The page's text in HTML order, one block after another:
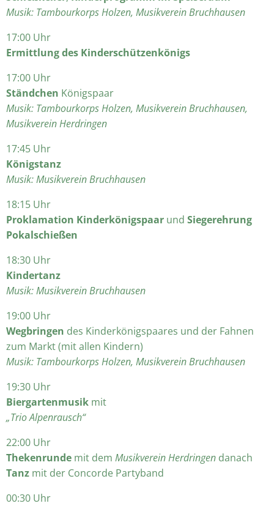
Musik: Tambourkorps Holzen, Musikverein Bruchhausen
17:00 Uhr
Ermittlung des Kinderschützenkönigs
17:00 Uhr
Ständchen Königspaar
Musik: Tambourkorps Holzen, Musikverein Bruchhausen,
Musikverein Herdringen
17:45 Uhr
Königstanz
Musik: Musikverein Bruchhausen
18:15 Uhr
Proklamation Kinderkönigspaar und Siegerehrung
Pokalschießen
18:30 Uhr
Kindertanz
Musik: Musikverein Bruchhausen
19:00 Uhr
Wegbringen des Kinderkönigspaares und der Fahnen
zum Markt (mit allen Kindern)
Musik: Tambourkorps Holzen, Musikverein Bruchhausen
19:30 Uhr
Biergartenmusik mit
„Trio Alpenrausch“
22:00 Uhr
Thekenrunde mit dem Musikverein Herdringen danach
Tanz mit der Concorde Partyband
00:30 Uhr